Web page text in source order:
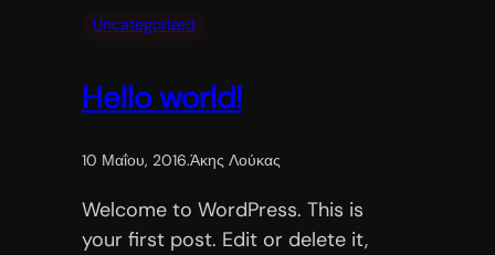
Uncategorized
Hello world!
10 Μαΐου, 2016.Άκης Λούκας
Welcome to WordPress. This is
your first post. Edit or delete it,